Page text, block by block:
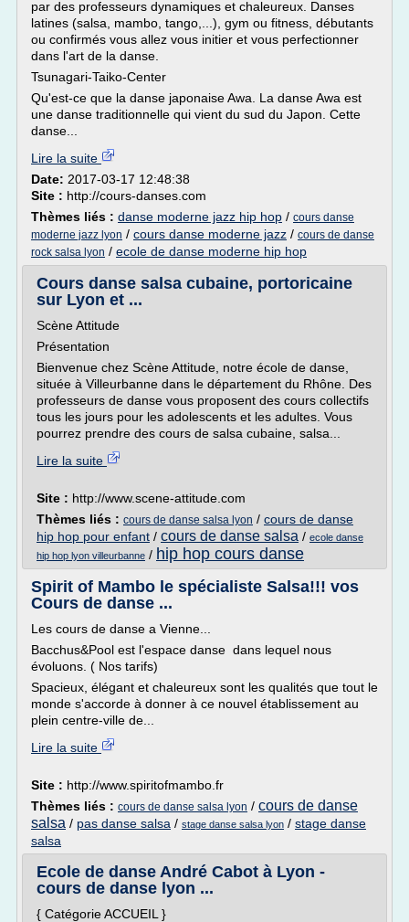
par des professeurs dynamiques et chaleureux. Danses
latines (salsa, mambo, tango,...), gym ou fitness, débutants
ou confirmés vous allez vous initier et vous perfectionner
dans l'art de la danse.
Tsunagari-Taiko-Center
Qu'est-ce que la danse japonaise Awa. La danse Awa est
une danse traditionnelle qui vient du sud du Japon. Cette
danse...
Lire la suite
Date: 2017-03-17 12:48:38
Site : http://cours-danses.com
Thèmes liés : danse moderne jazz hip hop / cours danse
moderne jazz lyon / cours danse moderne jazz / cours de danse
rock salsa lyon / ecole de danse moderne hip hop
Cours danse salsa cubaine, portoricaine
sur Lyon et ...
Scène Attitude
Présentation
Bienvenue chez Scène Attitude, notre école de danse,
située à Villeurbanne dans le département du Rhône. Des
professeurs de danse vous proposent des cours collectifs
tous les jours pour les adolescents et les adultes. Vous
pourrez prendre des cours de salsa cubaine, salsa...
Lire la suite
Site : http://www.scene-attitude.com
Thèmes liés : cours de danse salsa lyon / cours de danse
hip hop pour enfant / cours de danse salsa / ecole danse
hip hop lyon villeurbanne / hip hop cours danse
Spirit of Mambo le spécialiste Salsa!!! vos
Cours de danse ...
Les cours de danse a Vienne...
Bacchus&Pool est l'espace danse dans lequel nous
évoluons. ( Nos tarifs)
Spacieux, élégant et chaleureux sont les qualités que tout le
monde s'accorde à donner à ce nouvel établissement au
plein centre-ville de...
Lire la suite
Site : http://www.spiritofmambo.fr
Thèmes liés : cours de danse salsa lyon / cours de danse
salsa / pas danse salsa / stage danse salsa lyon / stage danse
salsa
Ecole de danse André Cabot à Lyon -
cours de danse lyon ...
{ Catégorie ACCUEIL }